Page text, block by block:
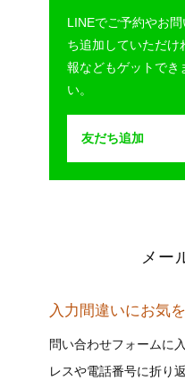
LINEでご予約やお
ち追加していただけ
報などもゲットでき
い。
友だち追加
メー
入力間違いにお気
問い合わせフォームに
レスや電話番号に折り